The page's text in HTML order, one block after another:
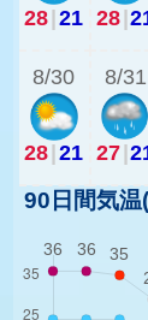
28|21 28|
8/30
28|21
8/31
27|
90日間気温